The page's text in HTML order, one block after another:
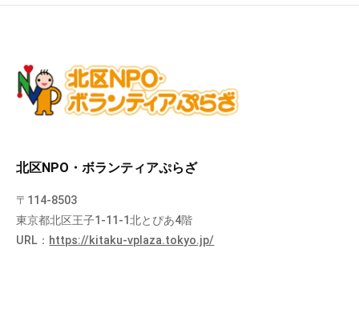
北区NPO・ボランティアぷらざ
〒114-8503
東京都北区王子1-11-1北とぴあ4階
URL： https://kitaku-vplaza.tokyo.jp/